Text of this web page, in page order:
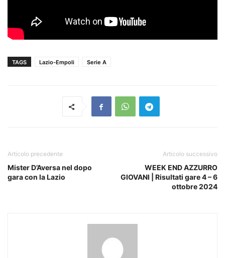
TAGS Lazio-Empoli Serie A
Articolo precedente
Mister D’Aversa nel dopo
gara con la Lazio
Articolo successivo
WEEK END AZZURRO
GIOVANI | Risultati gare 4 – 6
ottobre 2024